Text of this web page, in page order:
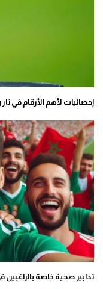
إحصائيات لأهم الأرقام في
تدابير صحية خاصة بالراغبين